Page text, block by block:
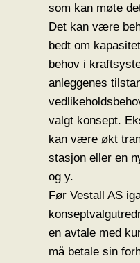
som kan møte
Det kan være
bedt om
behov i
anleggenes
valgt konsept.
kan være økt
stasjon eller en
og y.
Før Vestall AS
en avtale med
må betale sin